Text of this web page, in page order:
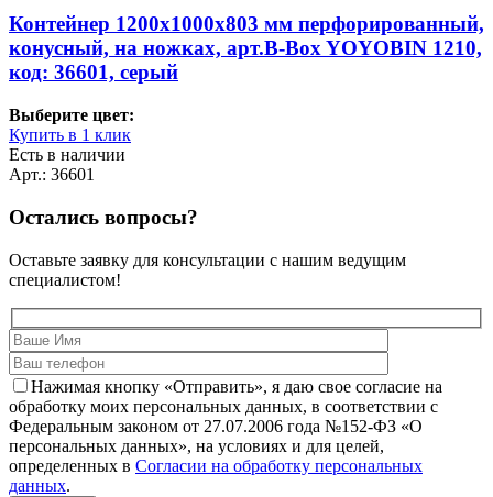
Контейнер 1200х1000х803 мм перфорированный,
конусный, на ножках, арт.B-Box YOYOBIN 1210,
код: 36601, серый
Выберите цвет:
Купить в 1 клик
Есть в наличии
Арт.: 36601
Остались вопросы?
Оставьте заявку для консультации с нашим ведущим
специалистом!
Нажимая кнопку «Отправить», я даю свое согласие на
обработку моих персональных данных, в соответствии с
Федеральным законом от 27.07.2006 года №152-ФЗ «О
персональных данных», на условиях и для целей,
определенных в Согласии на обработку персональных
данных.